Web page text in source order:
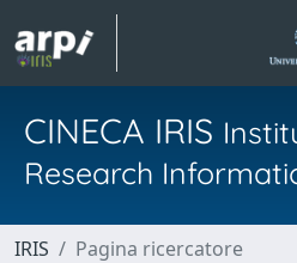
CINECA IRIS
Research
IRIS Pagina ricercatore